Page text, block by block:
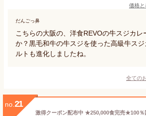
価格と
だんごっ鼻
こちらの大阪の、洋食REVOの牛スジカレ
か？黒毛和牛の牛スジを使った高級牛スジ
ルトも進化しましたね。
全ての
no. 21